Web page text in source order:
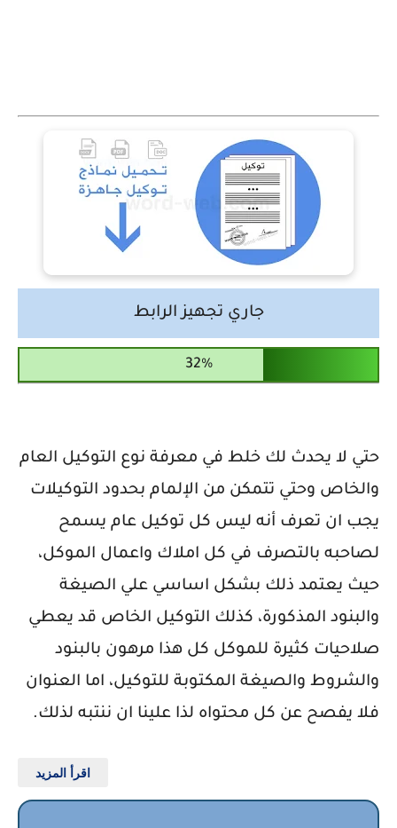
جاري تجهيز الرابط
حتي لا يحدث لك خلط في معرفة نوع التوكيل العام
والخاص وحتي تتمكن من الإلمام بحدود التوكيلات
يجب ان تعرف أنه ليس كل توكيل عام يسمح
لصاحبه بالتصرف في كل املاك واعمال الموكل،
حيث يعتمد ذلك بشكل اساسي علي الصيغة
والبنود المذكورة، كذلك التوكيل الخاص قد يعطي
صلاحيات كثيرة للموكل كل هذا مرهون بالبنود
والشروط والصيغة المكتوبة للتوكيل، اما العنوان
فلا يفصح عن كل محتواه لذا علينا ان ننتبه لذلك.
اقرأ المزيد